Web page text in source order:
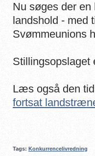
Nu søges der
landshold - med
Svømmeunions
Læs også den
fortsat
Tags: Konkurrencelivredning